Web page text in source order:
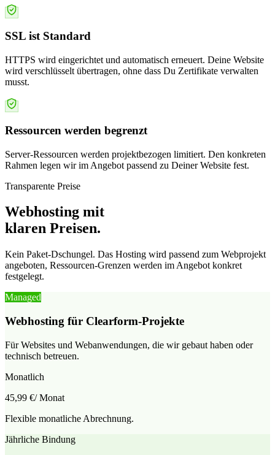
SSL ist Standard
HTTPS wird eingerichtet und automatisch erneuert. Deine Website
wird verschlüsselt übertragen, ohne dass Du Zertifikate verwalten
musst.
Ressourcen werden begrenzt
Server-Ressourcen werden projektbezogen limitiert. Den konkreten
Rahmen legen wir im Angebot passend zu Deiner Website fest.
Transparente Preise
Webhosting mit
klaren Preisen.
Kein Paket-Dschungel. Das Hosting wird passend zum Webprojekt
angeboten, Ressourcen-Grenzen werden im Angebot konkret
festgelegt.
Managed
Webhosting für Clearform-Projekte
Für Websites und Webanwendungen, die wir gebaut haben oder
technisch betreuen.
Monatlich
45,99 €/ Monat
Flexible monatliche Abrechnung.
Jährliche Bindung